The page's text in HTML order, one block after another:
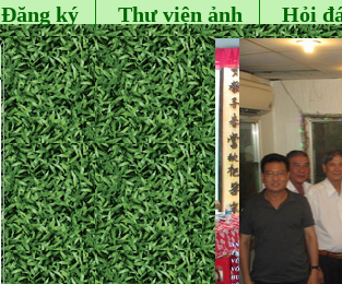
Đăng ký Thư viện ảnh Hỏi